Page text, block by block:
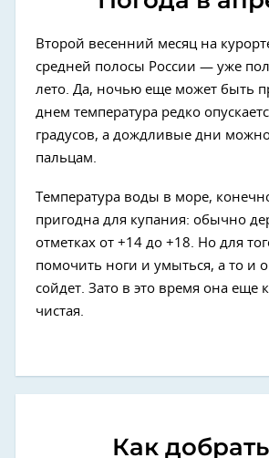
Второй весенний месяц на
средней полосы России — уже
лето. Да, ночью еще может быть
днем температура редко
градусов, а дождливые дни
пальцам.
Температура воды в море,
пригодна для купания: обычно
отметках от +14 до +18. Но для
помочить ноги и умыться, а то и
сойдет. Зато в это время она еще
чистая.
Как